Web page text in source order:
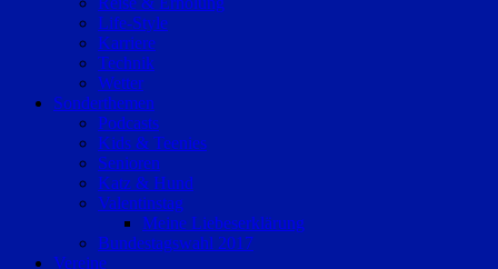
Life-Style
Karriere
Technik
Wetter
Sonderthemen
Podcasts
Kids & Teenies
Senioren
Katz & Hund
Valentinstag
Meine Liebeserklärung
Bundestagswahl 2017
Vereine